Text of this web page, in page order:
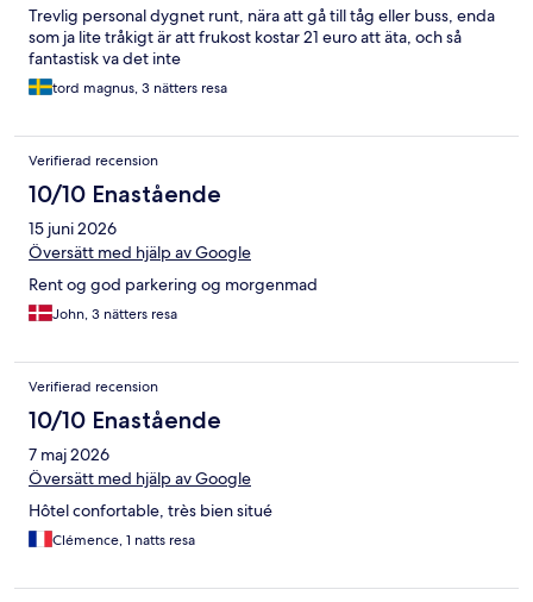
Trevlig personal dygnet runt, nära att gå till tåg eller buss, enda
som ja lite tråkigt är att frukost kostar 21 euro att äta, och så
fantastisk va det inte
tord magnus, 3 nätters resa
Verifierad recension
10/10 Enastående
15 juni 2026
Översätt med hjälp av Google
Rent og god parkering og morgenmad
John, 3 nätters resa
Verifierad recension
10/10 Enastående
7 maj 2026
Översätt med hjälp av Google
Hôtel confortable, très bien situé
Clémence, 1 natts resa